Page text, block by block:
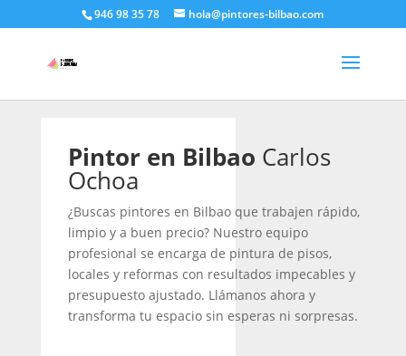
946 98 35 78 hola@pintores-bilbao.com
Pintor en Bilbao Carlos
Ochoa
¿Buscas pintores en Bilbao que trabajen rápido,
limpio y a buen precio? Nuestro equipo
profesional se encarga de pintura de pisos,
locales y reformas con resultados impecables y
presupuesto ajustado. Llámanos ahora y
transforma tu espacio sin esperas ni sorpresas.